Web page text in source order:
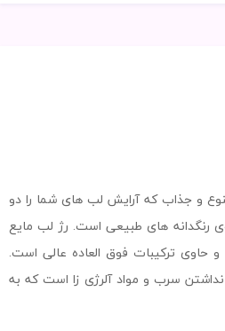
و جذاب که آرایش لب های شما را دو
رنگدانه های طبیعی است. رژ لب مایع
حاوی ترکیبات فوق العاده عالی است.
سرب و مواد آلرژی زا است که به